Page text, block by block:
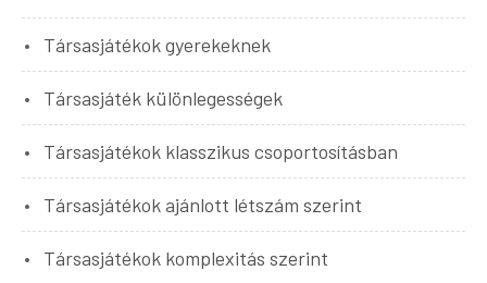
Társasjátékok gyerekeknek
Társasjáték különlegességek
Társasjátékok klasszikus csoportosításban
Társasjátékok ajánlott létszám szerint
Társasjátékok komplexitás szerint